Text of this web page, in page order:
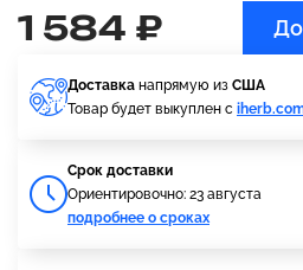
1 584 ₽
Доставка напрямую из США
Товар будет выкуплен с
Cрок доставки
Ориентировочно: 23 августа
подробнее о сроках